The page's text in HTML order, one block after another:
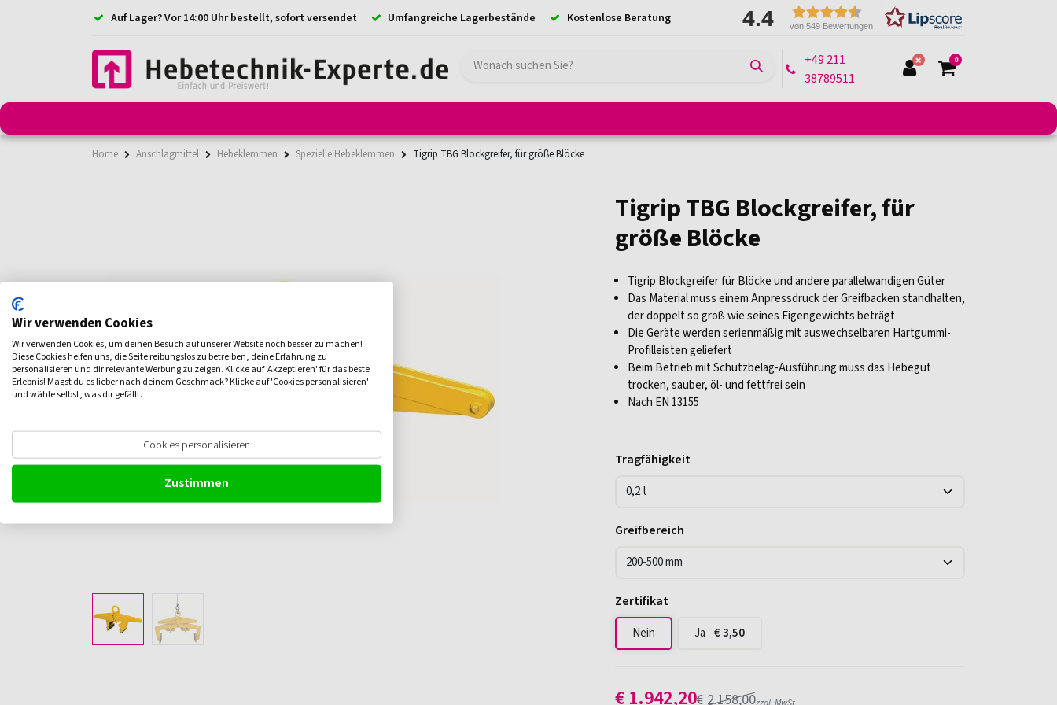
Auf Lager? Vor 14:00 Uhr bestellt, sofort versendet Umfangreiche Lagerbestände Kostenlose Beratung 4.4 von 549 Bewertungen
+49 211
38789511
0
Home Anschlagmittel Hebeklemmen Spezielle Hebeklemmen Tigrip TBG Blockgreifer, für größe Blöcke
Tigrip TBG Blockgreifer, für
größe Blöcke
Tigrip Blockgreifer für Blöcke und andere parallelwandigen Güter
Das Material muss einem Anpressdruck der Greifbacken standhalten,
der doppelt so groß wie seines Eigengewichts beträgt
Die Geräte werden serienmäßig mit auswechselbaren Hartgummi-
Profilleisten geliefert
Beim Betrieb mit Schutzbelag-Ausführung muss das Hebegut
trocken, sauber, öl- und fettfrei sein
Nach EN 13155
Tragfähigkeit
Greifbereich
Zertifikat
Nein Ja €3,50
€ 1.942,20€ 2.158,00
Wir verwenden Cookies
Wir verwenden Cookies, um deinen Besuch auf unserer Website noch besser zu machen!
Diese Cookies helfen uns, die Seite reibungslos zu betreiben, deine Erfahrung zu
personalisieren und dir relevante Werbung zu zeigen. Klicke auf 'Akzeptieren' für das beste
Erlebnis! Magst du es lieber nach deinem Geschmack? Klicke auf 'Cookies personalisieren'
und wähle selbst, was dir gefällt.
Cookies personalisieren
Zustimmen